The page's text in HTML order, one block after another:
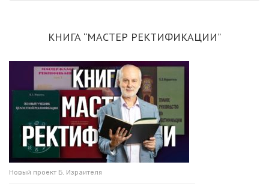
КНИГА “МАСТЕР РЕКТИФИКАЦИИ”
Новый проект Б. Израителя